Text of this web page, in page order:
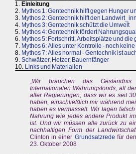
1. Einleitung
2. Mythos 1: Gentechnik hilft gegen Hunger
3. Mythos 2: Gentechnik hilft den
4. Mythos 3: Gentechnik schützt die Umwelt
5. Mythos 4: Gentechnik fördert
6. Mythos 5: Fortschritt, Arbeitsplätze und die
7. Mythos 6: Alles unter Kontrolle - noch
8. Mythos 7: Alles normal - Gentechnik ist
9. Schwätzer, Hetzer, Bauernfänger
10. Links und Materialien
„Wir brauchen das
Internationalen Währungsfonds, all
aller Regierungen, dass wir es seit
haben, einschließlich mir während
haben es vermasselt. Wir lagen
Nahrung wie jedes andere Produkt
ist. Und wir müssen alle zurück zu
nachhaltigen Form der
Clinton in einer Grundsatzrede für
23. Oktober 2008